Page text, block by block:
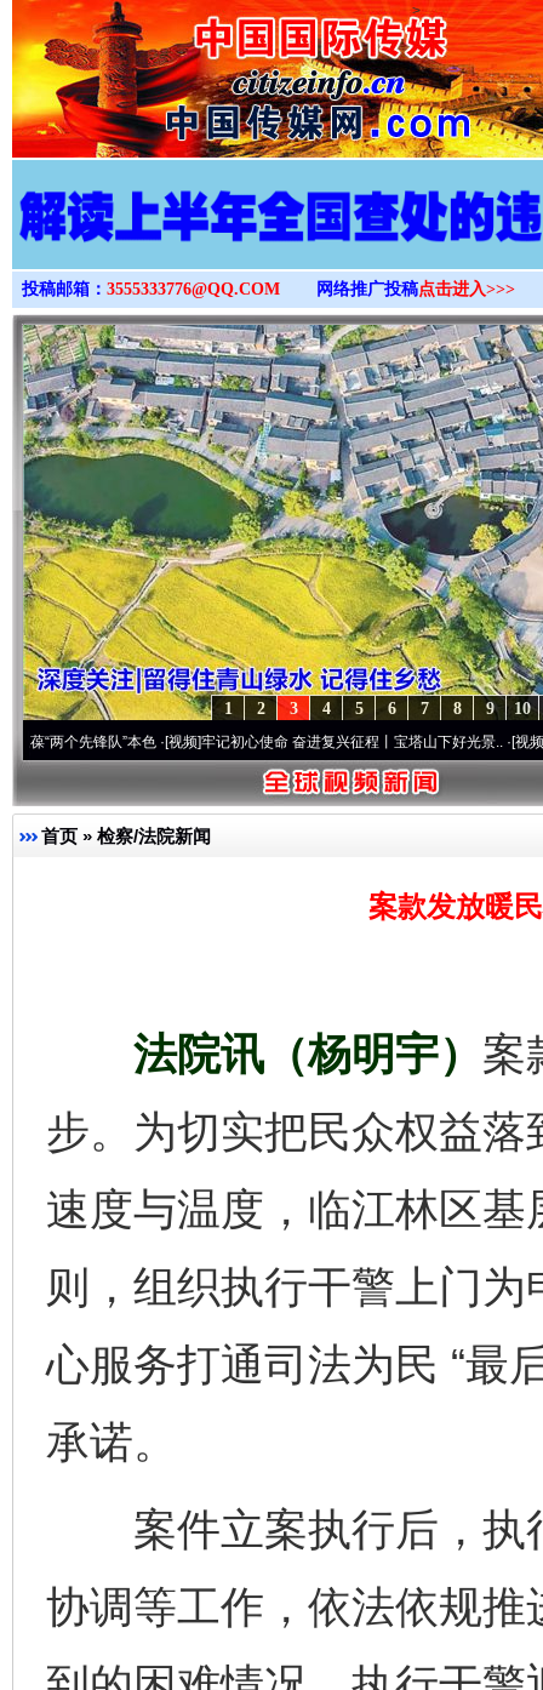
>
投稿邮箱： 3555333776@QQ.COM 网络推广投稿点击进入>>>
10
9
8
7
6
5
4
3
2
1
先锋队”本色·[视频]牢记初心使命 奋进复兴征程丨宝塔山下好光景..·[视频]因党而生
首页 » 检察/法院新闻
案款发放暖
法院讯（杨明宇） 案
步。为切实把民众权益
速度与温度，临江林区
则，组织执行干警上门
心服务打通司法为民 “最
承诺。
案件立案执行后，执
协调等工作，依法依规